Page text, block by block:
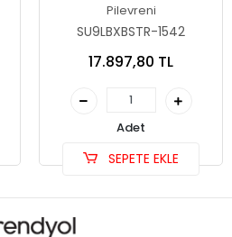
Pilevreni
SU9LBXBSTR-1542
17.897,80 TL
Adet
SEPETE EKLE